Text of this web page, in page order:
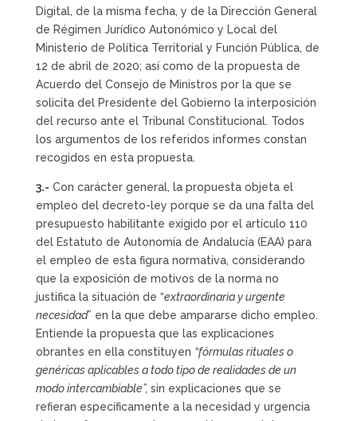
Digital, de la misma fecha, y de la Dirección General
de Régimen Jurídico Autonómico y Local del
Ministerio de Política Territorial y Función Pública, de
12 de abril de 2020; así como de la propuesta de
Acuerdo del Consejo de Ministros por la que se
solicita del Presidente del Gobierno la interposición
del recurso ante el Tribunal Constitucional. Todos
los argumentos de los referidos informes constan
recogidos en esta propuesta.
3.- Con carácter general, la propuesta objeta el
empleo del decreto-ley porque se da una falta del
presupuesto habilitante exigido por el artículo 110
del Estatuto de Autonomía de Andalucía (EAA) para
el empleo de esta figura normativa, considerando
que la exposición de motivos de la norma no
justifica la situación de “extraordinaria y urgente
necesidad” en la que debe ampararse dicho empleo.
Entiende la propuesta que las explicaciones
obrantes en ella constituyen “fórmulas rituales o
genéricas aplicables a todo tipo de realidades de un
modo intercambiable”, sin explicaciones que se
refieran específicamente a la necesidad y urgencia